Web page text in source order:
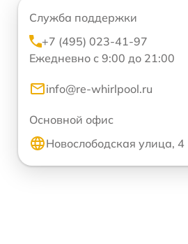
Служба поддержки
+7 (495) 023-41-97
Ежедневно с 9:00 до 21:00
info@re-whirlpool.ru
Основной офис
Новослободская улица, 4